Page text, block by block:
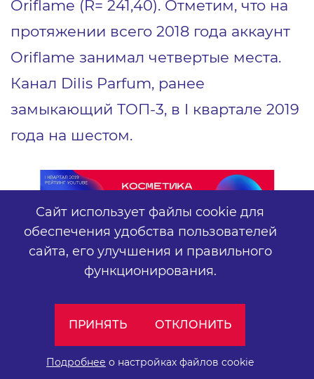
Oriflame (R= 241,40). Отметим, что на
протяжении всего 2018 года аккаунт
Oriflame занимал четвертые места.
Канал Dilis Parfum, ранее
замыкающий ТОП-3, в I квартале 2019
года на шестом.
тематики“Косметика”.
Сайт использует файлы cookie для
обеспечения удобства пользователей
сайта, его улучшения и правильного
функционирования.
ПРИНЯТЬ ОТКЛОНИТЬ
Подробнее о настройках файлов cookie